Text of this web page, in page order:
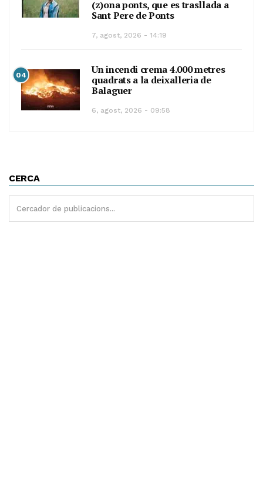
(z)ona ponts, que es trasllada a
Sant Pere de Ponts
7, agost, 2026 - 14:19
04
Un incendi crema 4.000 metres
quadrats a la deixalleria de
Balaguer
6, agost, 2026 - 09:58
CERCA